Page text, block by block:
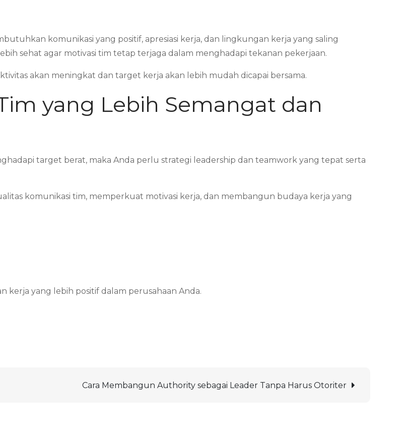
komunikasi yang positif, apresiasi kerja, dan lingkungan kerja yang saling
sehat agar motivasi tim tetap terjaga dalam menghadapi tekanan pekerjaan.
akan meningkat dan target kerja akan lebih mudah dicapai bersama.
yang Lebih Semangat dan
target berat, maka Anda perlu strategi leadership dan teamwork yang tepat serta
komunikasi tim, memperkuat motivasi kerja, dan membangun budaya kerja yang
yang lebih positif dalam perusahaan Anda.
Cara Membangun Authority sebagai Leader Tanpa Harus Otoriter